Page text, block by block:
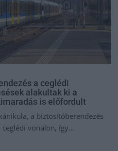
a ceglédi
alakultak ki a
is előfordult
a biztosítóberendezés
vonalon, így...